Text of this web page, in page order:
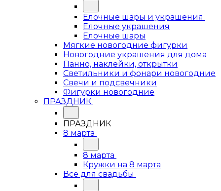
Елочные шары и украшения
Елочные украшения
Елочные шары
Мягкие новогодние фигурки
Новогодние украшения для дома
Панно, наклейки, открытки
Светильники и фонари новогодние
Свечи и подсвечники
Фигурки новогодние
ПРАЗДНИК
ПРАЗДНИК
8 марта
8 марта
Кружки на 8 марта
Все для свадьбы